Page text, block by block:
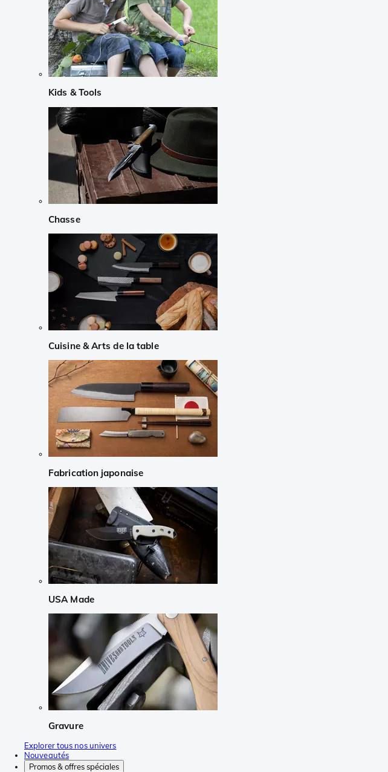
Kids & Tools
Chasse
Cuisine & Arts de la table
Fabrication japonaise
USA Made
Gravure
Explorer tous nos univers
Nouveautés
Promos & offres spéciales